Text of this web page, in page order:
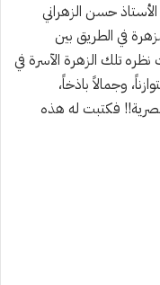
حسن الزهراني
في الطريق بين
تلك الزهرة الآسرة في
وجمالاً باذخاً،
فكتبت له هذه